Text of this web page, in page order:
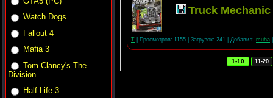
Watch Dogs
Fallout 4
Mafia 3
Tom Clancy's The
Division
Half-Life 3
Truck
T | Просмотров: 1155 | Загрузок: 241 | Добавил: muha
1-10 11-20